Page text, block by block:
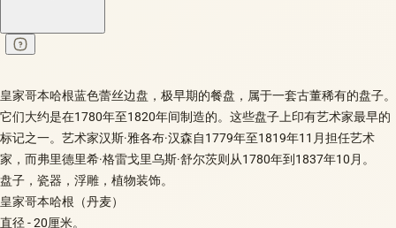
皇家哥本哈根蓝色蕾丝边盘，极早期的餐盘，属于一套古董稀有的盘子。
它们大约是在1780年至1820年间制造的。这些盘子上印有艺术家最早的
标记之一。艺术家汉斯·雅各布·汉森自1779年至1819年11月担任艺术
家，而弗里德里希·格雷戈里乌斯·舒尔茨则从1780年到1837年10月。
盘子，瓷器，浮雕，植物装饰。
皇家哥本哈根（丹麦）
直径 - 20厘米。